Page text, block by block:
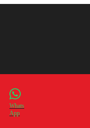
Whats
App